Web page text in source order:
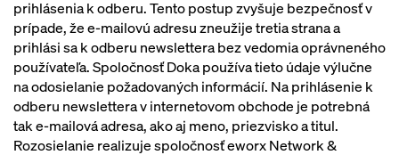
prihlásenia k odberu. Tento postup zvyšuje bezpečnosť v
prípade, že e-mailovú adresu zneužije tretia strana a
prihlási sa k odberu newslettera bez vedomia oprávneného
používateľa. Spoločnosť Doka používa tieto údaje výlučne
na odosielanie požadovaných informácií. Na prihlásenie k
odberu newslettera v internetovom obchode je potrebná
tak e-mailová adresa, ako aj meno, priezvisko a titul.
Rozosielanie realizuje spoločnosť eworx Network &